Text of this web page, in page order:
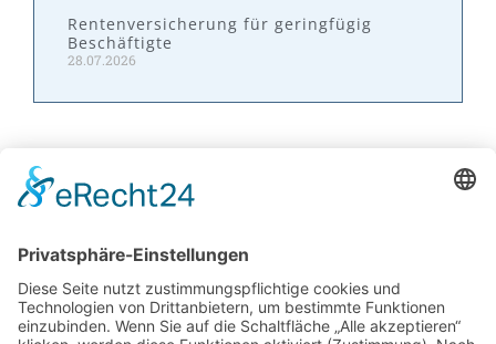
Rentenversicherung für geringfügig
Beschäftigte
28.07.2026
Kontakt